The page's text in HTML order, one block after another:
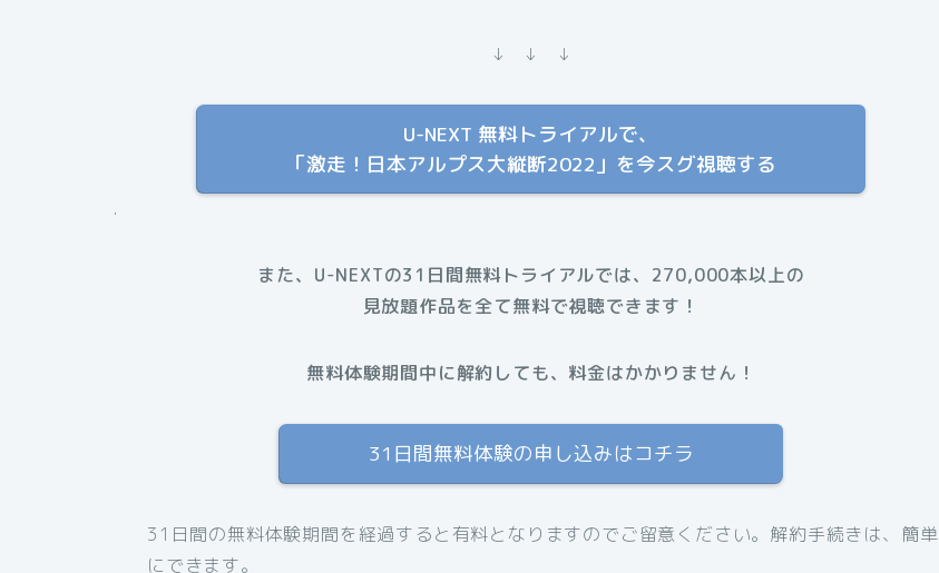
↓ ↓ ↓
U-NEXT 無料トライアルで、
「激走！日本アルプス大縦断2022」を今スグ視聴する
.
また、U-NEXTの31日間無料トライアルでは、270,000本以上の
見放題作品を全て無料で視聴できます！
無料体験期間中に解約しても、料金はかかりません！
31日間無料体験の申し込みはコチラ
31日間の無料体験期間を経過すると有料となりますのでご留意ください。解約手続きは、簡単
にできます。